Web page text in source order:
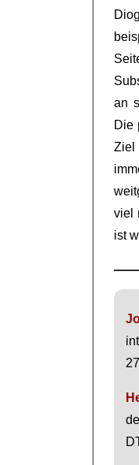
an
Die
Ziel
viel
ist